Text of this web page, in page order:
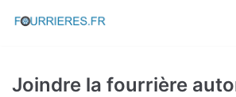
Aller
Joindre la fourrière